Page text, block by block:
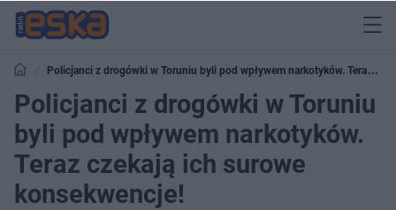
Policjanci z drogówki w Toruniu byli pod wpływem narkotyków. Teraz
czekają ich surowe konsekwencje!
Policjanci z drogówki w Toruniu
byli pod wpływem narkotyków.
Teraz czekają ich surowe
konsekwencje!